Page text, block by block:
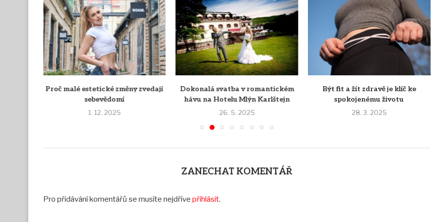
Proč malé estetické změny zvedají
sebevědomí
1. 12. 2025
Dokonalá svatba v romantickém
hávu na Hotelu Mlýn Karlštejn
26. 5. 2025
Být fit a žít zdravě je klíč ke
spokojenému životu
28. 3. 2025
ZANECHAT KOMENTÁŘ
Pro přidávání komentářů se musíte nejdříve přihlásit.